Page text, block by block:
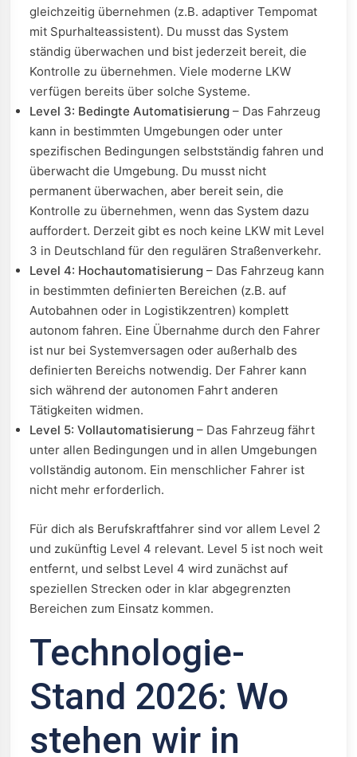
gleichzeitig übernehmen (z.B. adaptiver Tempomat
mit Spurhalteassistent). Du musst das System
ständig überwachen und bist jederzeit bereit, die
Kontrolle zu übernehmen. Viele moderne LKW
verfügen bereits über solche Systeme.
Level 3: Bedingte Automatisierung – Das Fahrzeug
kann in bestimmten Umgebungen oder unter
spezifischen Bedingungen selbstständig fahren und
überwacht die Umgebung. Du musst nicht
permanent überwachen, aber bereit sein, die
Kontrolle zu übernehmen, wenn das System dazu
auffordert. Derzeit gibt es noch keine LKW mit Level
3 in Deutschland für den regulären Straßenverkehr.
Level 4: Hochautomatisierung – Das Fahrzeug kann
in bestimmten definierten Bereichen (z.B. auf
Autobahnen oder in Logistikzentren) komplett
autonom fahren. Eine Übernahme durch den Fahrer
ist nur bei Systemversagen oder außerhalb des
definierten Bereichs notwendig. Der Fahrer kann
sich während der autonomen Fahrt anderen
Tätigkeiten widmen.
Level 5: Vollautomatisierung – Das Fahrzeug fährt
unter allen Bedingungen und in allen Umgebungen
vollständig autonom. Ein menschlicher Fahrer ist
nicht mehr erforderlich.
Für dich als Berufskraftfahrer sind vor allem Level 2
und zukünftig Level 4 relevant. Level 5 ist noch weit
entfernt, und selbst Level 4 wird zunächst auf
speziellen Strecken oder in klar abgegrenzten
Bereichen zum Einsatz kommen.
Technologie-
Stand 2026: Wo
stehen wir in